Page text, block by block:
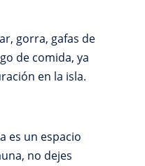
gorra, gafas de
de comida, ya
en la isla.
es un espacio
no dejes